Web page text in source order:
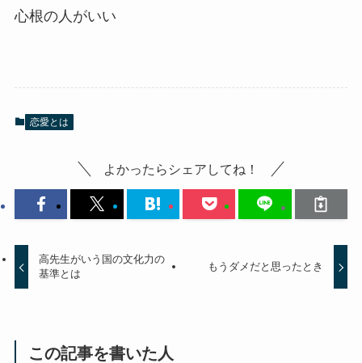
心根の人がいい
恋愛とは
よかったらシェアしてね！
高先生がいう国の文化力の
基準とは
もうダメだと思ったとき
この記事を書いた人